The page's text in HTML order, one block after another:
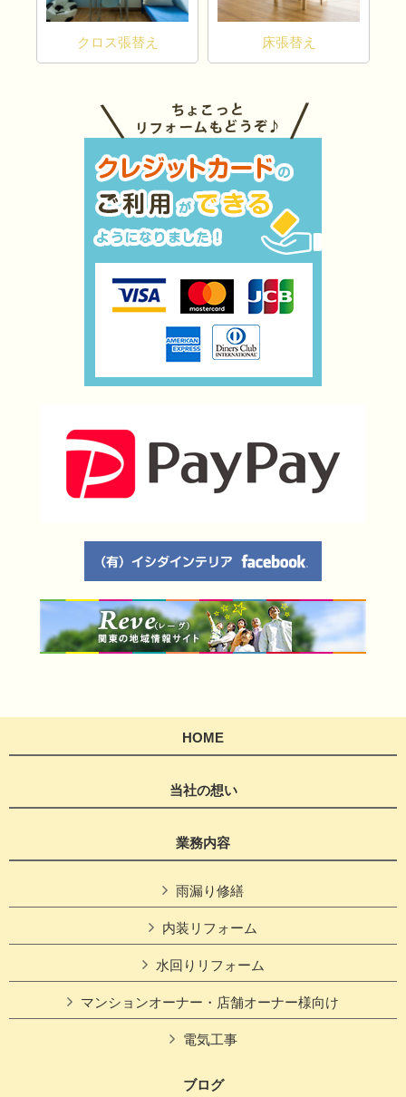
床張替え
HOME
当社の想い
業務内容
雨漏り修繕
内装リフォーム
水回りリフォーム
マンションオーナー・店舗オーナー様向け
電気工事
ブログ